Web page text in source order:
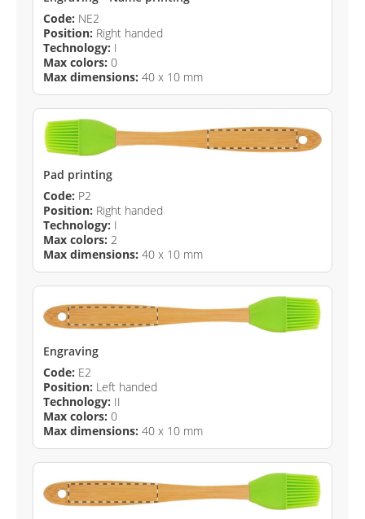
Code: NE2
Position: Right handed
Technology: I
Max colors: 0
Max dimensions: 40 x 10 mm
Pad printing
Code: P2
Position: Right handed
Technology: I
Max colors: 2
Max dimensions: 40 x 10 mm
Engraving
Code: E2
Position: Left handed
Technology: II
Max colors: 0
Max dimensions: 40 x 10 mm